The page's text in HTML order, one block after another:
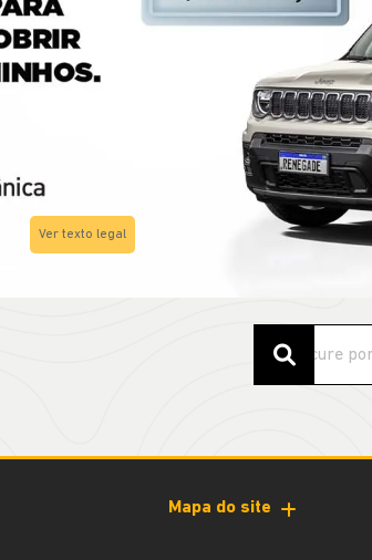
Ver texto legal
Mapa do site